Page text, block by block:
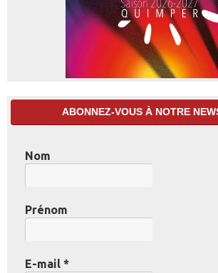
ABONNEZ-VOUS À NOTRE
Nom
Prénom
E-mail *